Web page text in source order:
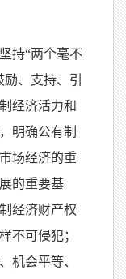
持“两个毫不
、支持、引
经济活力和
明确公有制
场经济的重
的重要基
经济财产权
不可侵犯；
机会平等、